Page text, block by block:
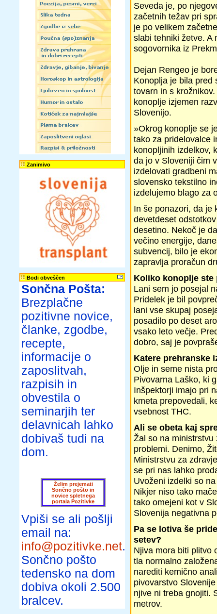
Zanimivo
Bodi obveščen
Sončna Pošta:
Brezplačne
pozitivne novice,
članke, zgodbe,
recepte,
informacije o
zaposlitvah,
razpisih in
obvestila o
seminarjih ter
delavnicah lahko
dobivaš tudi na
dom.
Želim prejemati
Sončno pošto in
novice spletnega
portala Pozitivke
Vpiši se ali pošlji
email na:
info@pozitivke.net.
Sončno pošto
tedensko na dom
dobiva okoli 2.500
bralcev.
Seveda je, po
začetnih težav pri
je po velikem
slabi tehniki žetve. A
sogovornika iz
Dejan Rengeo je
Konoplja je bila pred
tovarn in s
konoplje izjemen
Slovenijo.
»Okrog konoplje se
tako za pridelovalce
konopljinih izdelkov,
da jo v Sloveniji čim
izdelovati gradbeni
slovensko tekstilno
izdelujemo blago za
In še ponazori, da je
devetdeset
desetino. Nekoč je
večino energije,
subvencij, bilo je
zapravlja proračun
Koliko konoplje
Lani sem jo posejal
Pridelek je bil
lani vse skupaj
posadilo po deset
vsako leto večje.
dobro, saj je
Katere prehranske
Olje in seme nista
Pivovarna Laško, ki
Inšpektorji imajo pri
kmeta prepovedali,
vsebnost THC.
Ali se obeta kaj
Žal so na
problemi. Denimo,
Ministrstvu za
se pri nas lahko
Uvoženi izdelki so
Nikjer niso tako
tako omejeni kot v
Slovenija negativna
Pa se lotiva še
setev?
Njiva mora biti plitvo
tla normalno
narediti kemično
pivovarstvo
njive ni treba gnojiti.
metrov.